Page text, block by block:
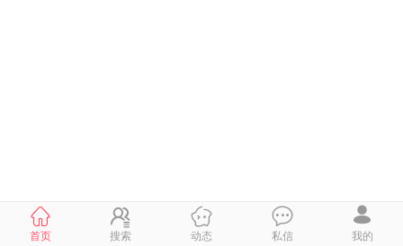
首页 搜索 动态 私信 我的